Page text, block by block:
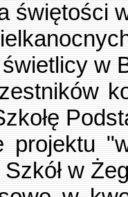
świętości
w
projektu
Szkół w